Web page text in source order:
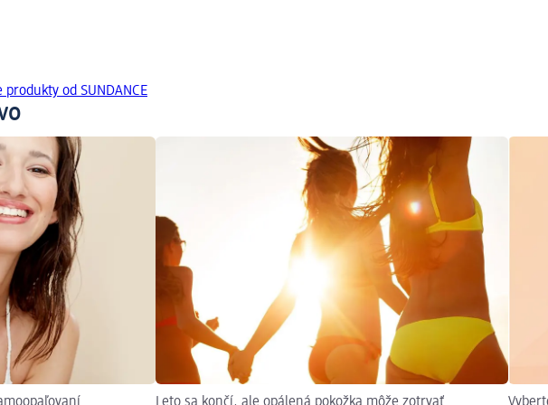
produkty od SUNDANCE